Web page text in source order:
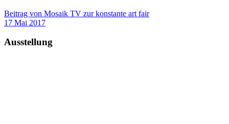
Beitrag von Mosaik TV zur konstante art fair
17 Mai 2017
Ausstellung